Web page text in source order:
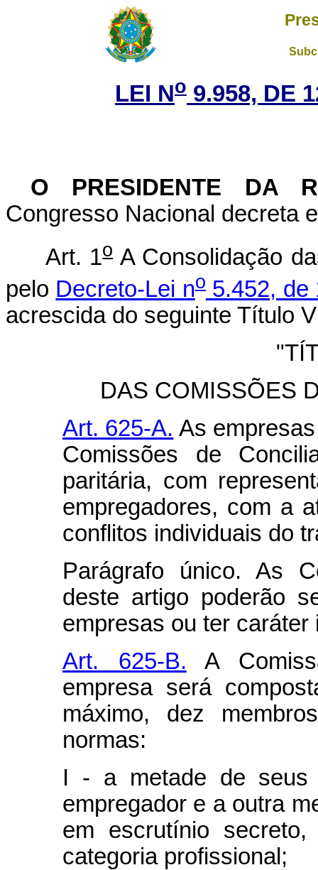
LEI No 9.958, DE
O PRESIDENTE DA
Congresso Nacional decreta
Art. 1oA Consolidação
pelo Decreto-Lei no5.452, de
acrescida do seguinte Título
DAS COMISSÕES
Art. 625-A. As
Comissões de
paritária, com
empregadores, com a
conflitos individuais do
Parágrafo único. As
deste artigo poderão
empresas ou ter caráter
Art. 625-B. A
empresa será
máximo, dez
normas:
I - a metade de seus
empregador e a outra
em escrutínio
categoria profissional;